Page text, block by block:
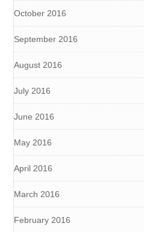
October 2016
September 2016
August 2016
July 2016
June 2016
May 2016
April 2016
March 2016
February 2016